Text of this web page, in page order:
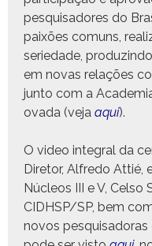
pesquisadores do
paixões comuns,
seriedade,
em novas relações
jun­to com a
o­va­da (veja aqui).
O video inte­gral da
Dire­tor, Alfre­do Attié,
Núcleos III e V,
CIDHSP/SP, bem
novos pesquisado­ras